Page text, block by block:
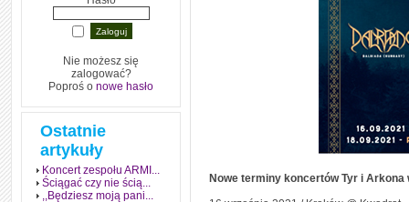
Nie możesz się
zalogować?
Poproś o nowe hasło
Ostatnie
artykuły
Koncert zespołu ARMI...
Ściągać czy nie ścią...
,,Będziesz moją pani...
Nowe terminy koncertów Tyr i Arkona